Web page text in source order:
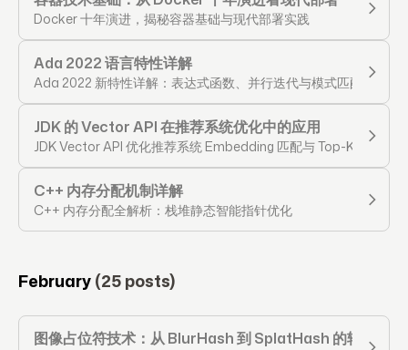
Docker 十年演进，揭秘容器基础与现代部署实践
Ada 2022 语言特性详解
Ada 2022 新特性详解：表达式函数、并行迭代与模式匹配
JDK 的 Vector API 在推荐系统优化中的应用
JDK Vector API 优化推荐系统 Embedding 匹配与 Top-K 召回
C++ 内存分配机制详解
C++ 内存分配全解析：栈堆静态智能指针优化
February(25 posts)
图像占位符技术：从 BlurHash 到 SplatHash 的轻量级